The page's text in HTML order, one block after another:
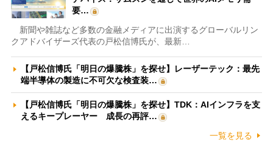
要…
新聞や雑誌など多数の金融メディアに出演するグローバルリン
クアドバイザーズ代表の戸松信博氏が、最新…
【戸松信博氏「明日の爆騰株」を探せ】レーザーテック：最先
端半導体の製造に不可欠な検査装…
【戸松信博氏「明日の爆騰株」を探せ】TDK：AIインフラを支
えるキープレーヤー 成長の再評…
一覧を見る